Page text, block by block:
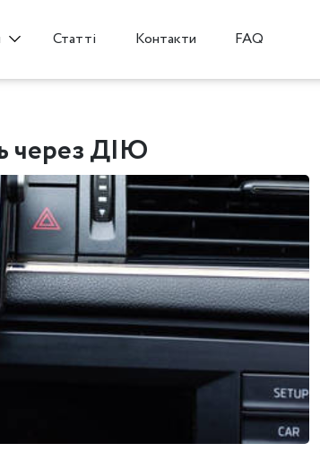
Статті Контакти FAQ
через ДІЮ